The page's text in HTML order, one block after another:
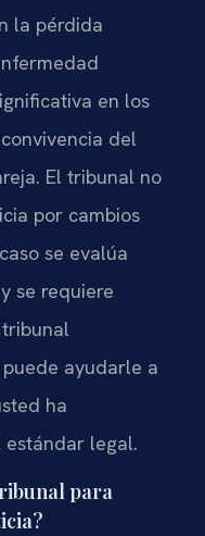
la pérdida
en los
del
El tribunal no
por cambios
se evalúa
se requiere
ayudarle a
ha
legal.
para